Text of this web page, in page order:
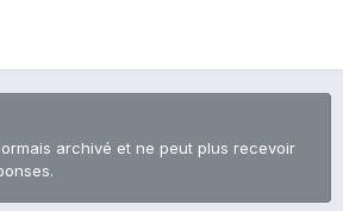
archivé et ne peut plus recevoir